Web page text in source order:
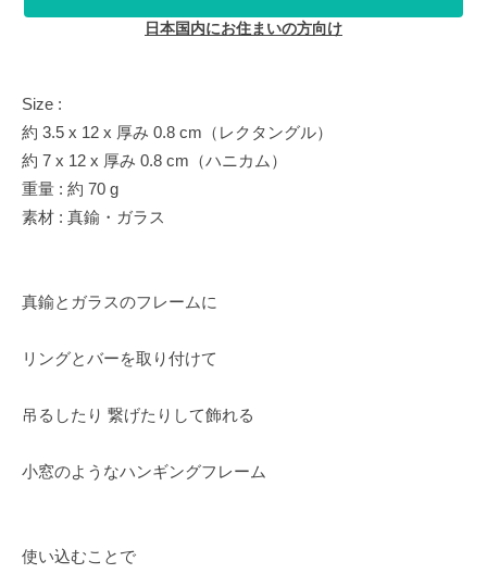
日本国内にお住まいの方向け
Size :
約 3.5 x 12 x 厚み 0.8 cm（レクタングル）
約 7 x 12 x 厚み 0.8 cm（ハニカム）
重量 : 約 70 g
素材 : 真鍮・ガラス
真鍮とガラスのフレームに
リングとバーを取り付けて
吊るしたり 繋げたりして飾れる
小窓のようなハンギングフレーム
使い込むことで